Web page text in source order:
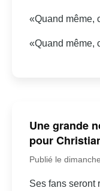
«Quand même,
«Quand même,
Une grande
pour
Publié le
Ses fans seront